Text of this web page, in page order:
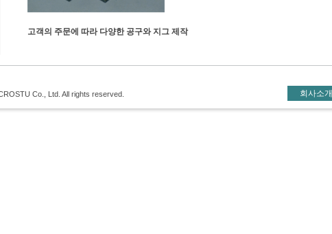
고객의 주문에 따라 다양한 공구와 지그 제작
회사소개
Co., Ltd. All rights reserved.